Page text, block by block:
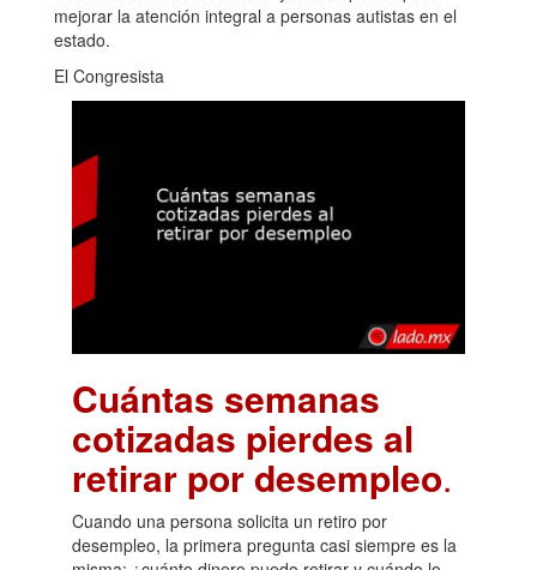
mejorar la atención integral a personas autistas en el
estado.
El Congresista
Cuántas semanas
cotizadas pierdes al
retirar por desempleo.
Cuando una persona solicita un retiro por
desempleo, la primera pregunta casi siempre es la